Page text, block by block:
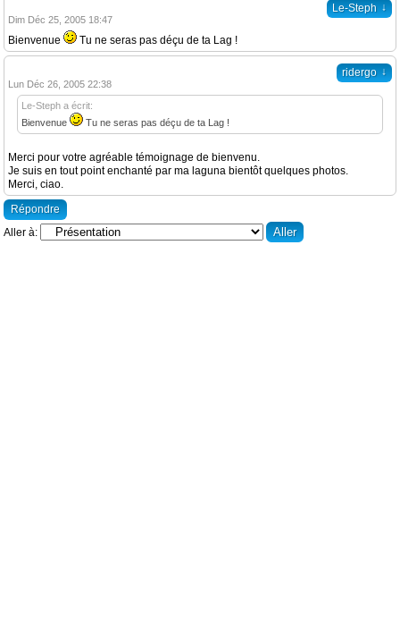
Le-Steph ↓
Dim Déc 25, 2005 18:47
Bienvenue Tu ne seras pas déçu de ta Lag !
ridergo ↓
Lun Déc 26, 2005 22:38
Le-Steph a écrit:
Bienvenue
Tu ne seras pas déçu de ta Lag !
Merci pour votre agréable témoignage de bienvenu.
Je suis en tout point enchanté par ma laguna bientôt quelques photos.
Merci, ciao.
Répondre
Aller à: